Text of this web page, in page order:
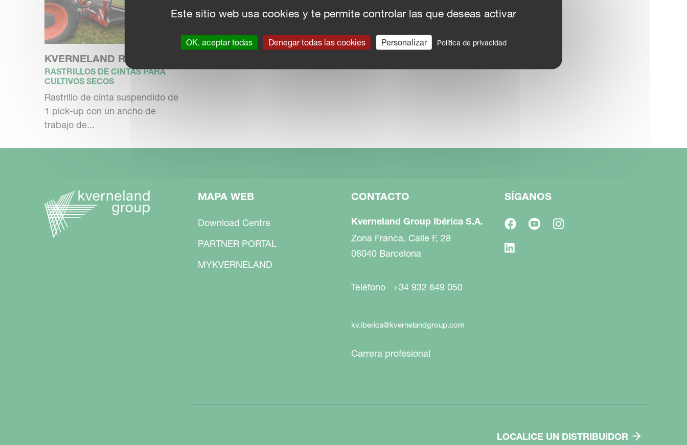
KVERNELAND ROC 1038
RASTRILLOS DE CINTAS PARA
CULTIVOS SECOS
Rastrillo de cinta suspendido de
1 pick-up con un ancho de
trabajo de...
MAPA WEB
Download Centre
PARTNER PORTAL
MYKVERNELAND
CONTACTO
Kverneland Group Ibérica S.A.
Zona Franca. Calle F, 28
08040 Barcelona
Teléfono +34 932 649 050
kv.iberica@kvernelandgroup.com
Carrera profesional
SÍGANOS
LOCALICE UN DISTRIBUIDOR
Este sitio web usa cookies y te permite controlar las que deseas activar
OK, aceptar todas Denegar todas las cookies Personalizar Política de privacidad